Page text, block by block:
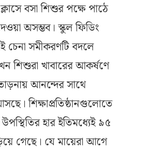
বসা শিশুর পক্ষে পাঠে
অসম্ভব। স্কুল ফিডিং
চেনা সমীকরণটি বদলে
শিশুরা খাবারের আকর্ষণে
আনন্দের সাথে
শিক্ষাপ্রতিষ্ঠানগুলোতে
উপস্থিতির হার ইতিমধ্যেই ৯৫
গেছে। যে মায়েরা আগে